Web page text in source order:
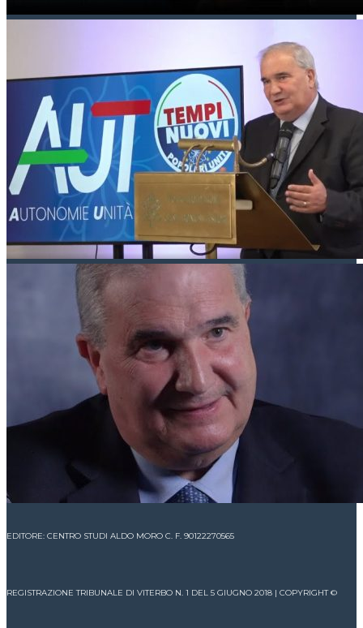
EDITORE: CENTRO STUDI ALDO MORO C. F. 90122270565
REGISTRAZIONE TRIBUNALE DI VITERBO N. 1 DEL 5 GIUGNO 2018 | COPYRIGHT ©